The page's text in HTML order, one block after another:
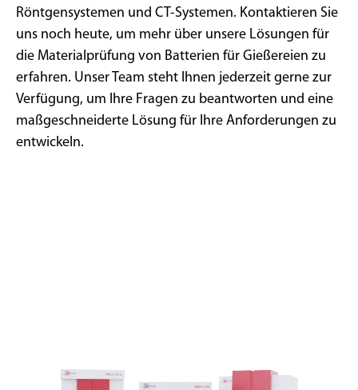
Röntgensystemen und CT-Systemen. Kontaktieren Sie
uns noch heute, um mehr über unsere Lösungen für
die Materialprüfung von Batterien für Gießereien zu
erfahren. Unser Team steht Ihnen jederzeit gerne zur
Verfügung, um Ihre Fragen zu beantworten und eine
maßgeschneiderte Lösung für Ihre Anforderungen zu
entwickeln.